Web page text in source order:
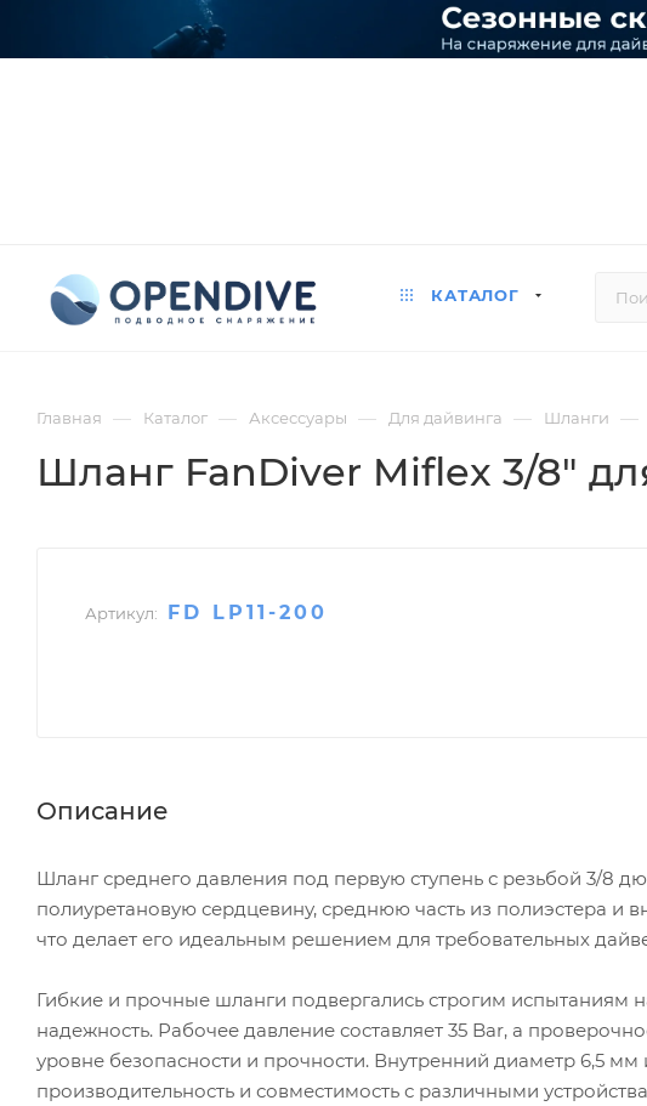
КАТАЛОГ
Главная — Каталог — Аксессуары — Для дайвинга — Шланги —
Шланг FanDiver Miflex 3/8"
Артикул: FD LP11-200
Описание
Шланг среднего давления под первую ступень с резьбой 3/8
полиуретановую сердцевину, среднюю часть из полиэстера
что делает его идеальным решением для требовательных
Гибкие и прочные шланги подвергались строгим испытаниям
надежность. Рабочее давление составляет 35 Bar, а
уровне безопасности и прочности. Внутренний диаметр 6,5
производительность и совместимость с различными